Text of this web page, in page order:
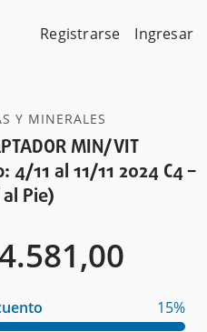
Registrarse Ingresar
15%
Y MINERALES
MIN/VIT
4/11 al 11/11 2024 C4 –
Pie)